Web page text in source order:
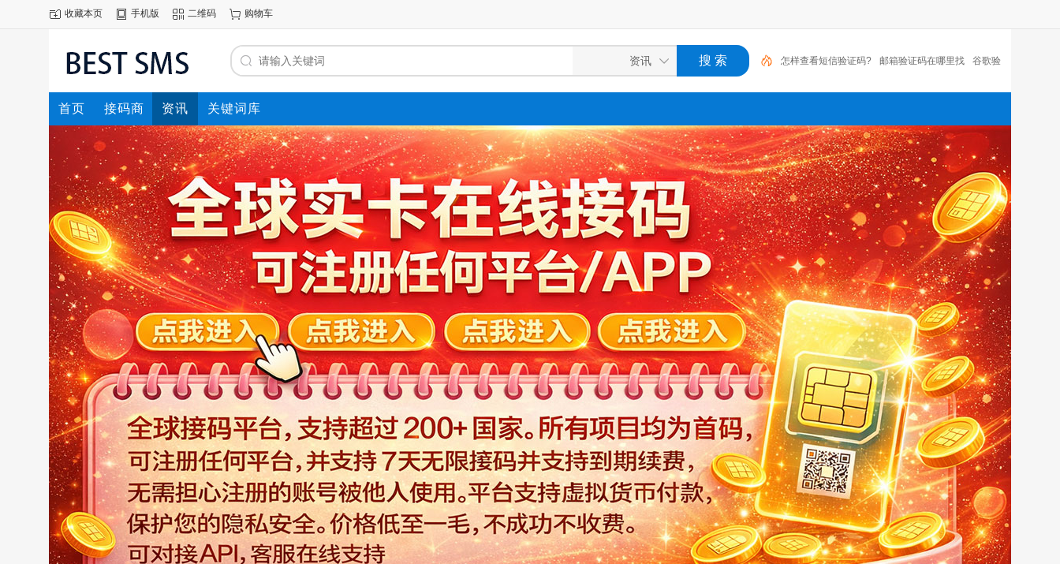
收藏本页 手机版 二维码 购物车
邮箱验证码在哪里找 谷歌验证码app 美国电话号
码接码平台 美国手机号接收 收到拼多多登录验证码
手机虚拟短信验证码 接码短信app telegram收不
到zh_cn 贴吧一直要验证码 怎样查看短信验证码?
首页 接码商 资讯 关键词库